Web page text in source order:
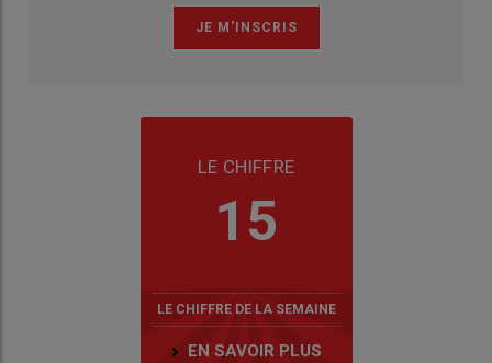
LE CHIFFRE
15
LE CHIFFRE DE LA SEMAINE
EN SAVOIR PLUS